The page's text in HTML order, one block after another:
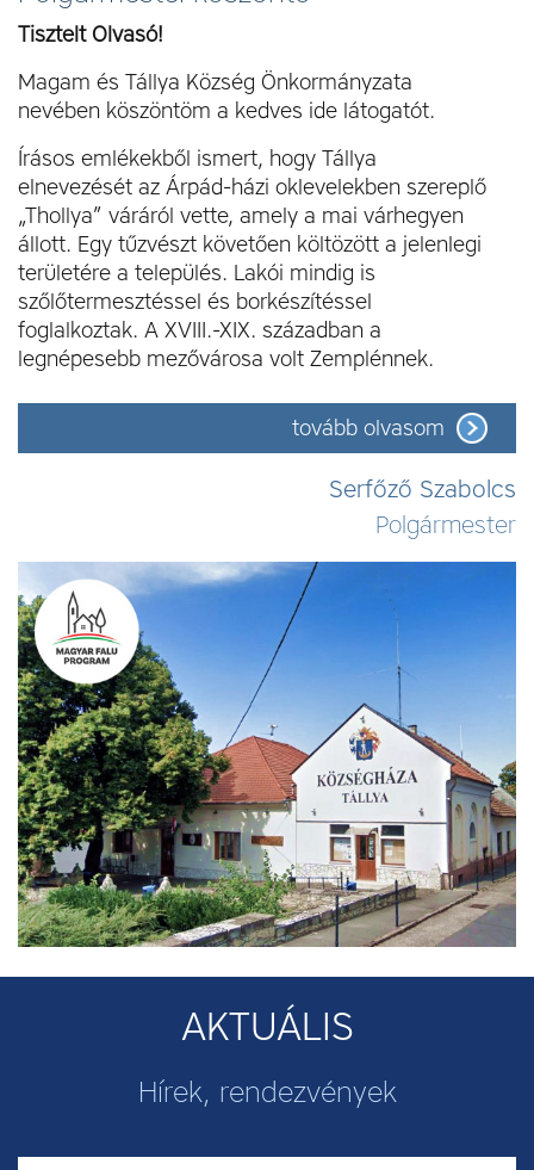
Tisztelt Olvasó!
Magam és Tállya Község Önkormányzata
nevében köszöntöm a kedves ide látogatót.
Írásos emlékekből ismert, hogy Tállya
elnevezését az Árpád-házi oklevelekben szereplő
„Thollya” váráról vette, amely a mai várhegyen
állott. Egy tűzvészt követően költözött a jelenlegi
területére a település. Lakói mindig is
szőlőtermesztéssel és borkészítéssel
foglalkoztak. A XVIII.-XIX. században a
legnépesebb mezővárosa volt Zemplénnek.
tovább olvasom
Serfőző Szabolcs
Polgármester
AKTUÁLIS
Hírek, rendezvények